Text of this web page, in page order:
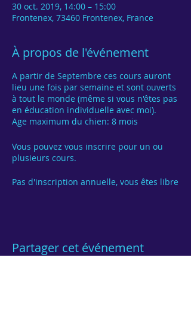
30 oct. 2019, 14:00 – 15:00
Frontenex, 73460 Frontenex, France
À propos de l'événement
A partir de Septembre ces cours auront
lieu une fois par semaine et sont ouverts
à tout le monde (même si vous n'êtes pas
en éducation individuelle avec moi).
Age maximum du chien: 8 mois
Vous pouvez vous inscrire pour un ou
plusieurs cours.
Pas d'inscription annuelle, vous êtes libre
Partager cet événement